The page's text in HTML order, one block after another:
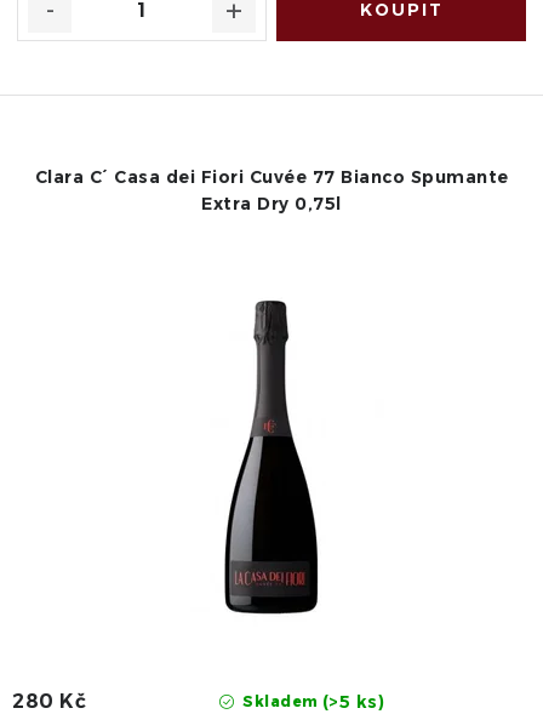
Clara C´ Casa dei Fiori Cuvée 77 Bianco Spumante
Extra Dry 0,75l
Skladem (>5 ks)
280 Kč